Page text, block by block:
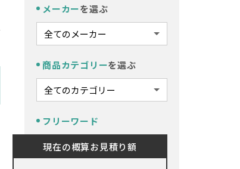
現在の概算お見積り額
メーカーを選ぶ
商品カテゴリーを選ぶ
フリーワード